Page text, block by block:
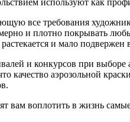
все требования
и плотно покрывать
и мало
и конкурсов при
аэрозольной
вам воплотить в жизнь